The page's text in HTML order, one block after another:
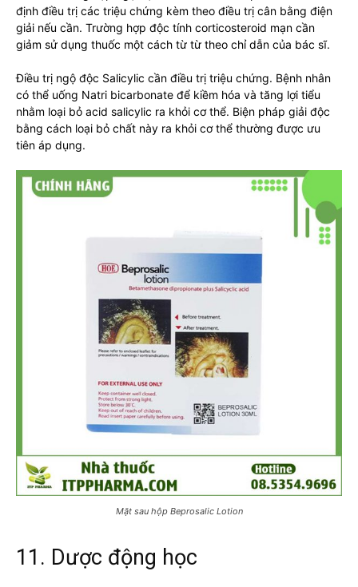
định điều trị các triệu chứng kèm theo điều trị cân bằng điện
giải nếu cần. Trường hợp độc tính corticosteroid mạn cần
giảm sử dụng thuốc một cách từ từ theo chỉ dẫn của bác sĩ.
Điều trị ngộ độc Salicylic cần điều trị triệu chứng. Bệnh nhân
có thể uống Natri bicarbonate để kiềm hóa và tăng lợi tiểu
nhằm loại bỏ acid salicylic ra khỏi cơ thể. Biện pháp giải độc
bằng cách loại bỏ chất này ra khỏi cơ thể thường được ưu
tiên áp dụng.
Mặt sau hộp Beprosalic Lotion
11. Dược động học